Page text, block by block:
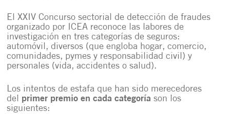
El XXIV Concurso sectorial de detección de fraudes
organizado por ICEA reconoce las labores de
investigación en tres categorías de seguros:
automóvil, diversos (que engloba hogar, comercio,
comunidades, pymes y responsabilidad civil) y
personales (vida, accidentes o salud).
Los intentos de estafa que han sido merecedores
del primer premio en cada categoría son los
siguientes: